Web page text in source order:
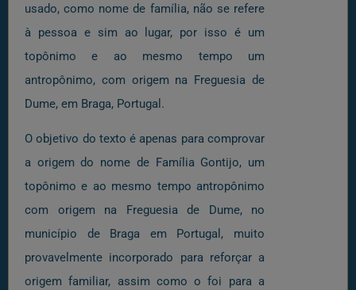
usado, como nome de família, não se refere
à pessoa e sim ao lugar, por isso é um
topônimo e ao mesmo tempo um
antropônimo, com origem na Freguesia de
Dume, em Braga, Portugal.
O objetivo do texto é apenas para comprovar
a origem do nome de Família Gontijo, um
topônimo e ao mesmo tempo antropônimo
com origem na Freguesia de Dume, no
município de Braga em Portugal, muito
provavelmente incorporado para reforçar a
origem familiar, assim como o foi para a